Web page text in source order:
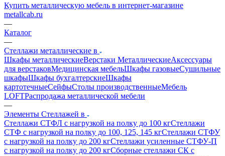
Купить металлическую мебель в интернет-магазине
metallcab.ru
—
Каталог
—
Стеллажи металлические в
Шкафы металлическиеВерстаки МеталлическиеАксессуары
для верстаковМедицинская мебельШкафы газовыеСушильные
шкафыШкафы бухгалтерскиеШкафы
картотечныеСейфыСтолы производственныеМебель
LOFTРаспродажа металлической мебели
—
Элементы Стеллажей в
Стеллажи СТФЛ с нагрузкой на полку до 100 кгСтеллажи
СТФ с нагрузкой на полку до 100, 125, 145 кгСтеллажи СТФУ
с нагрузкой на полку до 200 кгСтеллажи усиленные СТФУ-П
с нагрузкой на полку до 200 кгСборные стеллажи СК с